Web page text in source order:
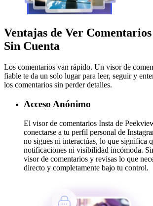
Ventajas de Ver
Sin Cuenta
Los comentarios van rápido. Un visor de
fiable te da un solo lugar para leer, seguir y
los comentarios sin perder detalles.
Acceso Anónimo
El visor de comentarios Insta de
conectarse a tu perfil personal de
no sigues ni interactúas, lo que significa
notificaciones ni visibilidad incómoda.
visor de comentarios y revisas lo que
directo y completamente bajo tu control.